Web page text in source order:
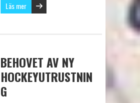
Läs mer
BEHOVET AV NY
HOCKEYUTRUSTNIN
G